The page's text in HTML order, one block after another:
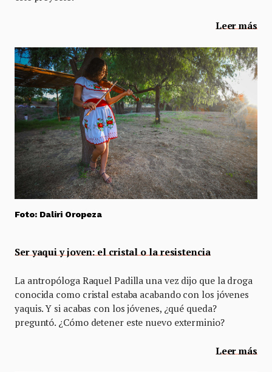
Leer más
Foto: Daliri Oropeza
Ser yaqui y joven: el cristal o la resistencia
La antropóloga Raquel Padilla una vez dijo que la droga
conocida como cristal estaba acabando con los jóvenes
yaquis. Y si acabas con los jóvenes, ¿qué queda?
preguntó. ¿Cómo detener este nuevo exterminio?
Leer más